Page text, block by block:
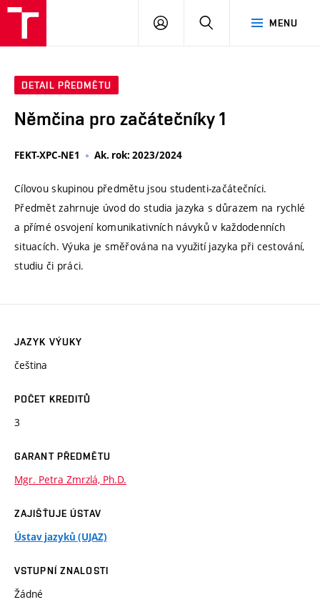
MENU
PŘIHLÁSIT
DETAIL PŘEDMĚTU
Němčina pro začátečníky 1
FEKT-XPC-NE1 Ak. rok: 2023/2024
Cílovou skupinou předmětu jsou studenti-začátečníci.
Předmět zahrnuje úvod do studia jazyka s důrazem na rychlé
a přímé osvojení komunikativních návyků v každodenních
situacích. Výuka je směřována na využití jazyka při cestování,
studiu či práci.
JAZYK VÝUKY
čeština
POČET KREDITŮ
3
GARANT PŘEDMĚTU
Mgr. Petra Zmrzlá, Ph.D.
ZAJIŠŤUJE ÚSTAV
Ústav jazyků (UJAZ)
VSTUPNÍ ZNALOSTI
Žádné